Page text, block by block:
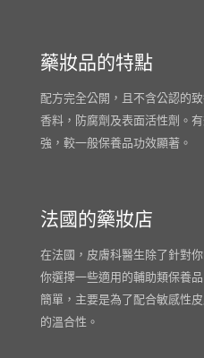
藥妝品的特點
配方完全公開，且不含公認的
香料，防腐劑及表面活性劑。
強，較一般保養品功效顯著。
法國的藥妝店
在法國，皮膚科醫生除了針對
你選擇一些適用的輔助類保養
簡單，主要是為了配合敏感性
的溫合性。